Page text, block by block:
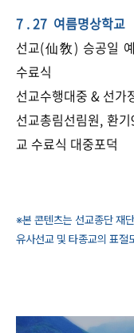
7 . 27 여름명상학교
선교(仙敎) 승공일
수료식
선교수행대중 & 선가
선교총림선림원, 환
교 수료식 대중포덕
※본 콘텐츠는 선교종단 재
유사선교 및 타종교의 표절